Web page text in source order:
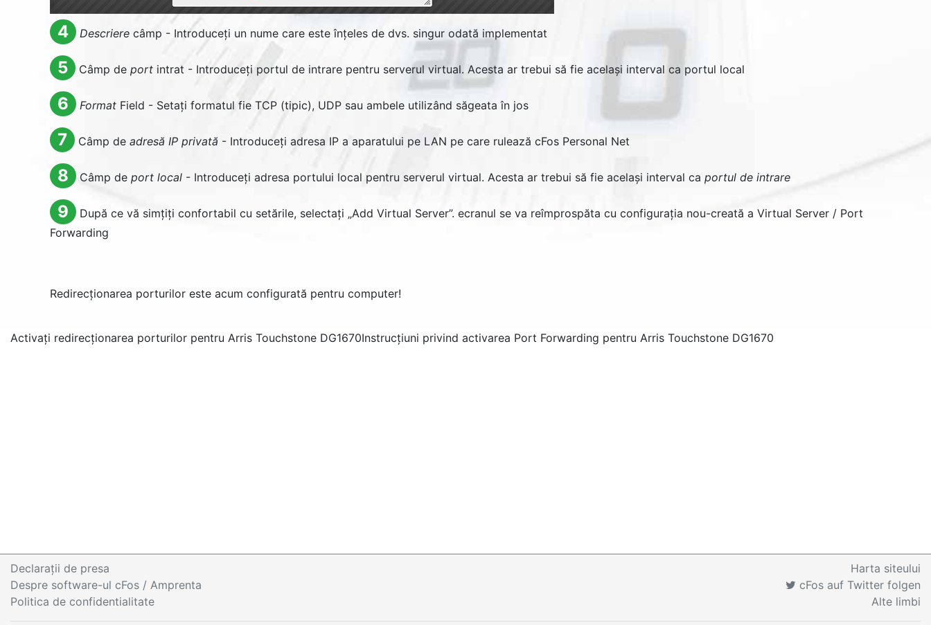
4 Descrierecâmp - Introduceți un nume care este înțeles de dvs. singur odată implementat
5 Câmp de portintrat - Introduceți portul de intrare pentru serverul virtual. Acesta ar trebui să fie același interval ca portul local
6 FormatField - Setați formatul fie TCP (tipic), UDP sau ambele utilizând săgeata în jos
7 Câmp de adresă IP privată - Introduceți adresa IP a aparatului pe LAN pe care rulează cFos Personal Net
8 Câmp de port local- Introduceți adresa portului local pentru serverul virtual. Acesta ar trebui să fie același interval ca portul de intrare
9 După ce vă simțiți confortabil cu setările, selectați „Add Virtual Server”. ecranul se va reîmprospăta cu configurația nou-creată a Virtual Server / Port
Forwarding
Redirecționarea porturilor este acum configurată pentru computer!
Activați redirecționarea porturilor pentru Arris Touchstone DG1670Instrucțiuni privind activarea Port Forwarding pentru Arris Touchstone DG1670
Declaraţii de presa
Despre software-ul cFos / Amprenta
Politica de confidentialitate
Harta siteului
cFos auf Twitter folgen
Alte limbi